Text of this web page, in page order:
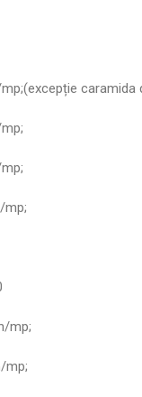
caramida
mp;
mp;
mp;